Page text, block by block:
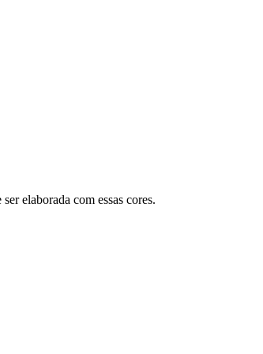
elaborada com essas cores.